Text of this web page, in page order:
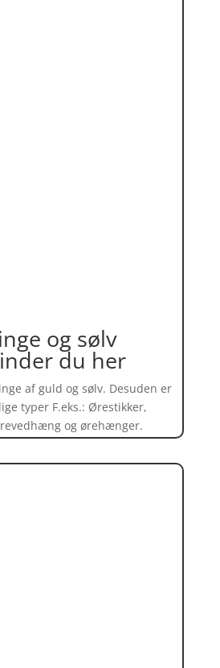
og sølv
du her
af guld og sølv. Desuden er
typer F.eks.: Ørestikker,
og ørehænger.